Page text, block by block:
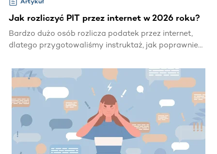
Jak rozliczyć PIT przez internet w 2026 roku?
Bardzo dużo osób rozlicza podatek przez internet,
dlatego przygotowaliśmy instruktaż, jak poprawnie
odpowiedzieliśmy na pytanie, jakiego programu użyć,
skąd wziąć kwotę przychodu za poprzedni rok oraz na
co zwrócić uwagę, wypełniając PIT 2025/2026.